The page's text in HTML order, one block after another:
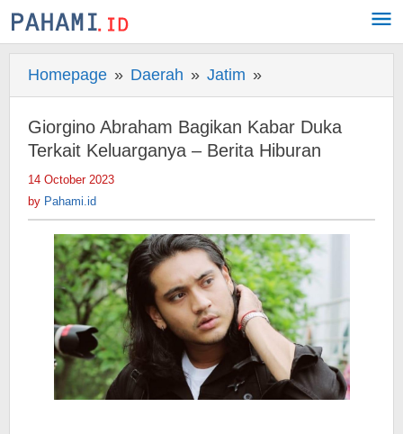
Skip
to
Homepage » Daerah » Jatim »
Abraham
Bagikan
Kabar
Keluarganya
-
Berita
Hiburan
Giorgino Abraham Bagikan Kabar Duka
Terkait Keluarganya – Berita Hiburan
14 October 2023
by Pahami.id